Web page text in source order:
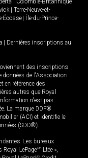
Colombie-Britannique
Terre-Neuve-et-
Écosse
Île-du-Prince-
Dernières inscriptions au
des inscriptions
données de l'Association
en référence des
autres que Royal
n'est pas
La marque DDF®
(ACI) et identifie le
(SDD®).
Les bureaux
LePageMD Ltée »,
MD